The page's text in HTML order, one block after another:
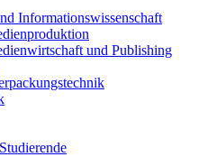
Informationswissenschaft
und Publishing